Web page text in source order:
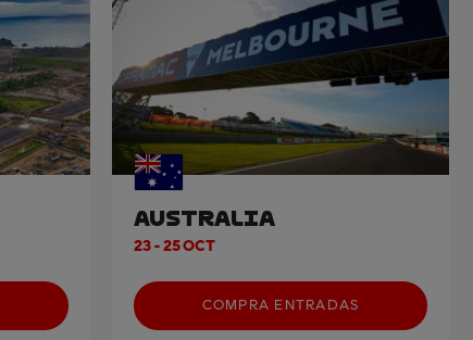
AUSTRALIA
23 - 25 OCT
COMPRA ENTRADAS